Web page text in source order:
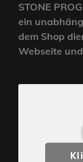
STONE
ein
dem Shop
Webseite